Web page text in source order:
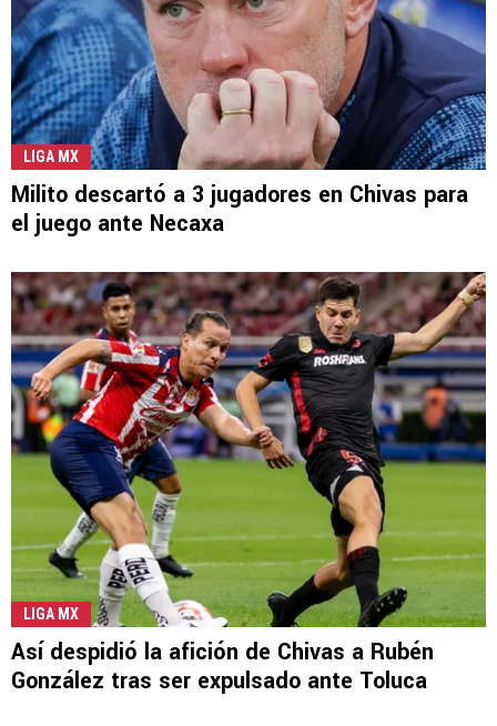
LIGA MX
Milito descartó a 3 jugadores en Chivas para
el juego ante Necaxa
LIGA MX
Así despidió la afición de Chivas a Rubén
González tras ser expulsado ante Toluca